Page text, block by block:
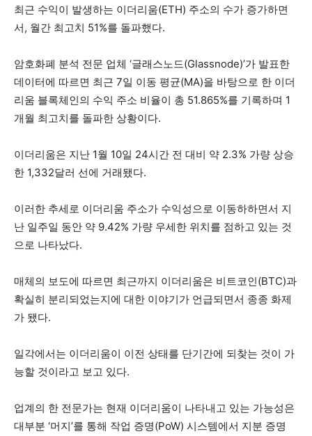
최근 수익이 발생하는 이더리움(ETH) 주소의 수가 증가하면
서, 월간 최고치 51%를 돌파했다.
암호화폐 분석 전문 업체 ‘글래스노드(Glassnode)’가 발표한
데이터에 따르면 최근 7일 이동 평균(MA)을 바탕으로 한 이더
리움 블록체인의 수익 주소 비율이 총 51.865%를 기록하며 1
개월 최고치를 돌파한 상황이다.
이더리움은 지난 1월 10일 24시간 전 대비 약 2.3% 가량 상승
한 1,332달러 선에 거래됐다.
이러한 추세로 이더리움 주소가 수익성으로 이동하하면서 지
난 일주일 동안 약 9.42% 가량 우세한 위치를 점하고 있는 것
으로 나타났다.
매체의 보도에 따르면 최근까지 이더리움은 비트코인(BTC)과
확실히 분리되었는지에 대한 이야기가 언급되면서 종종 화제
가 됐다.
일각에서는 이더리움이 이전 상태를 단기간에 되찾는 것이 가
능할 것이라고 보고 있다.
업계의 한 전문가는 현재 이더리움이 나타내고 있는 가능성은
대부분 ‘머지’를 통해 작업 증명(PoW) 시스템에서 지분 증명